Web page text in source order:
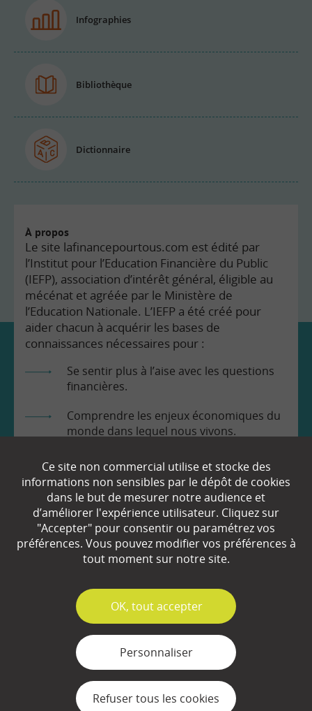
Infographies
Bibliothèque
Dictionnaire
À propos
Le site lafinancepourtous.com est édité par
l’Institut pour l’Education Financière du Public
(IEFP), association d’intérêt général, éligible au
mécénat et agréée par le Ministère de
l’Education Nationale. L’IEFP a été créé pour
aider chacun à acquérir les bases de
connaissances nécessaires pour :
Se sentir plus à l’aise avec les questions
financières.
Comprendre les enjeux économiques du
monde dans lequel nous vivons.
Prendre en toute connaissance de cause
les décisions qui nous concernent.
Qui sommes-nous ?
Partenaires
Ce site non commercial utilise et stocke des
informations non sensibles par le dépôt de cookies
dans le but de mesurer notre audience et
d’améliorer l'expérience utilisateur. Cliquez sur
"Accepter" pour consentir ou paramétrez vos
préférences. Vous pouvez modifier vos préférences à
tout moment sur notre site.
✓
OK, tout accepter
Personnaliser
Refuser tous les cookies